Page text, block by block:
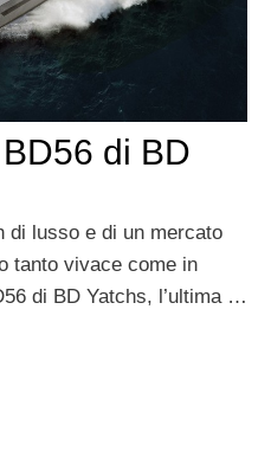
di BD
di lusso e di un mercato
tanto vivace come in
di BD Yatchs, l’ultima …